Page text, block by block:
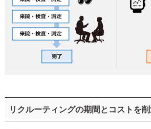
リクルーティングの期間とコストを